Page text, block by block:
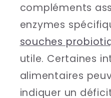
compléments
enzymes
souches
utile. Certaines
alimentaires
indiquer un